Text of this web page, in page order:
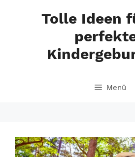
Tolle Ideen
Menü